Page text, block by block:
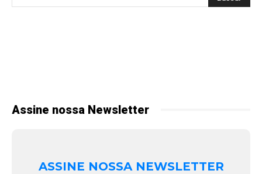
Assine nossa Newsletter
ASSINE NOSSA NEWSLETTER